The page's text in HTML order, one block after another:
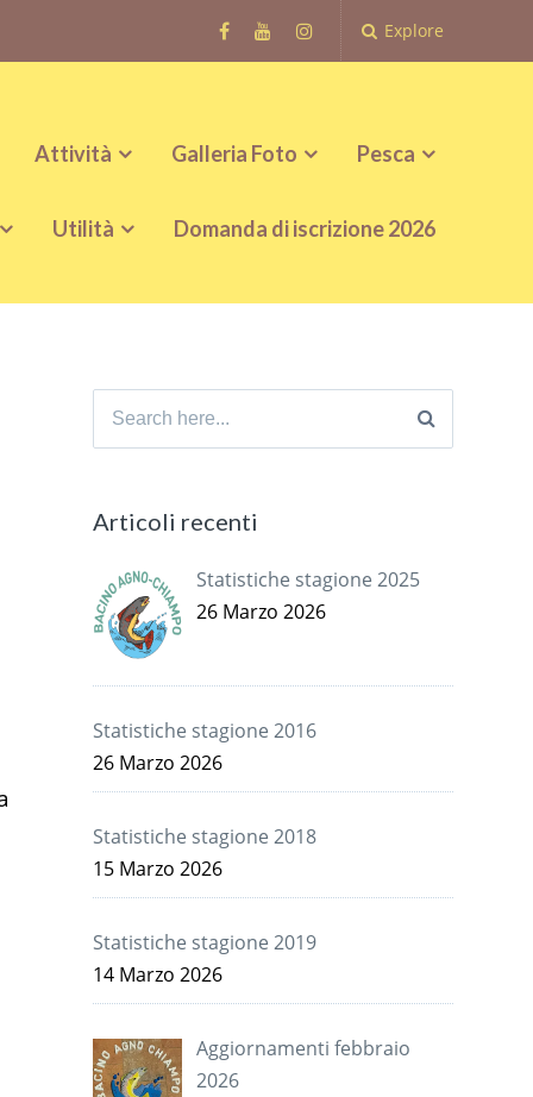
Explore
Attività Galleria Foto Pesca
Utilità Domanda di iscrizione 2026
Search
Articoli recenti
Statistiche stagione 2025
26 Marzo 2026
Statistiche stagione 2016
26 Marzo 2026
Statistiche stagione 2018
15 Marzo 2026
Statistiche stagione 2019
14 Marzo 2026
Aggiornamenti febbraio
2026